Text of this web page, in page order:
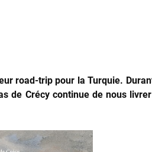
road-trip pour la Turquie.
de Crécy continue de nous